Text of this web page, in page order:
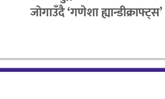
जोगाउँदै ‘गणेशा ह्यान्डीक्राफ्ट्स’